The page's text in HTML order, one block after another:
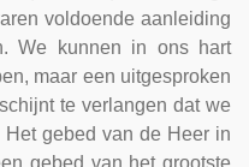
voldoende aanleiding
We kunnen in ons hart
maar een uitgesproken
te verlangen dat we
gebed van de Heer in
gebed van het grootste